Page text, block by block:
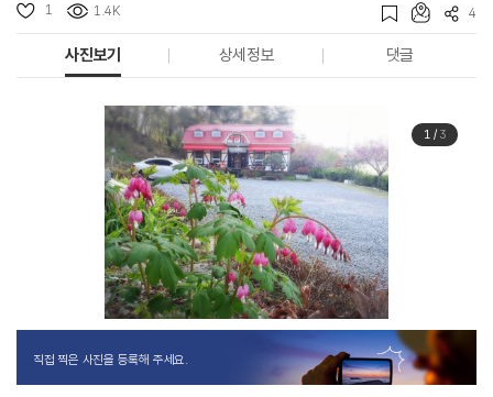
1 1.4K 4
사진보기 상세정보 댓글
1/ 3
직접 찍은 사진을 등록해 주세요.